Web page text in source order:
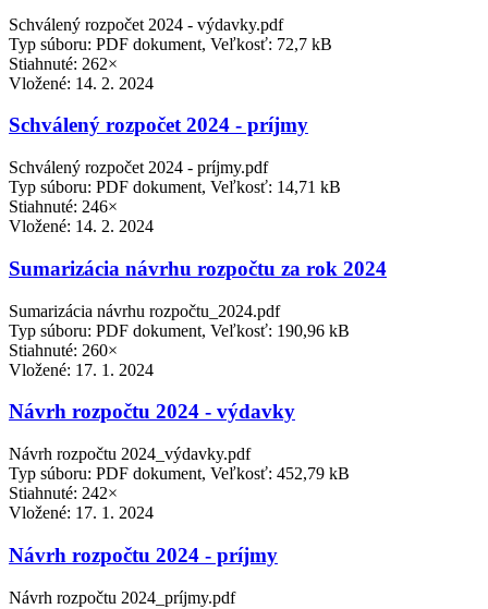
Schválený rozpočet 2024 - výdavky.pdf
Typ súboru: PDF dokument, Veľkosť: 72,7 kB
Stiahnuté: 262×
Vložené: 14. 2. 2024
Schválený rozpočet 2024 - príjmy
Schválený rozpočet 2024 - príjmy.pdf
Typ súboru: PDF dokument, Veľkosť: 14,71 kB
Stiahnuté: 246×
Vložené: 14. 2. 2024
Sumarizácia návrhu rozpočtu za rok 2024
Sumarizácia návrhu rozpočtu_2024.pdf
Typ súboru: PDF dokument, Veľkosť: 190,96 kB
Stiahnuté: 260×
Vložené: 17. 1. 2024
Návrh rozpočtu 2024 - výdavky
Návrh rozpočtu 2024_výdavky.pdf
Typ súboru: PDF dokument, Veľkosť: 452,79 kB
Stiahnuté: 242×
Vložené: 17. 1. 2024
Návrh rozpočtu 2024 - príjmy
Návrh rozpočtu 2024_príjmy.pdf